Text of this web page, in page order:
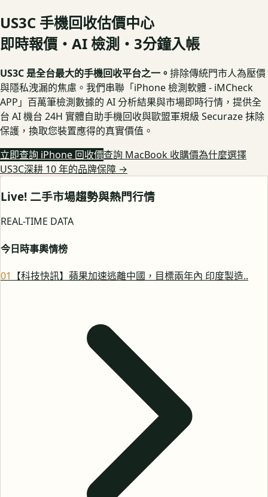
US3C 手機回收估價中心
即時報價・AI 檢測・3分鐘入帳
US3C 是全台最大的手機回收平台之一。 排除傳統門市人為壓價
與隱私洩漏的焦慮。我們串聯「iPhone 檢測軟體 - iMCheck
APP」百萬筆檢測數據的 AI 分析結果與市場即時行情，提供全
台 AI 機台 24H 實體自助手機回收與歐盟軍規級 Securaze 抹除
保護，換取您裝置應得的真實價值。
立即查詢 iPhone 回收價查詢 MacBook 收購價為什麼選擇
US3C深耕 10 年的品牌保障 →
Live! 二手市場趨勢與熱門行情
REAL-TIME DATA
今日時事輿情榜
01 【科技快訊】蘋果加速逃離中國，目標兩年內 印度製造..